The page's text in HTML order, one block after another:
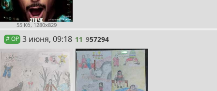
55 Кб, 1280x829
# OP 11
3 июня, 09:18 11 957294